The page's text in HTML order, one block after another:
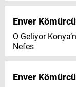
Enver Kömürcü
O Geliyor
Nefes
Enver Kömürcü